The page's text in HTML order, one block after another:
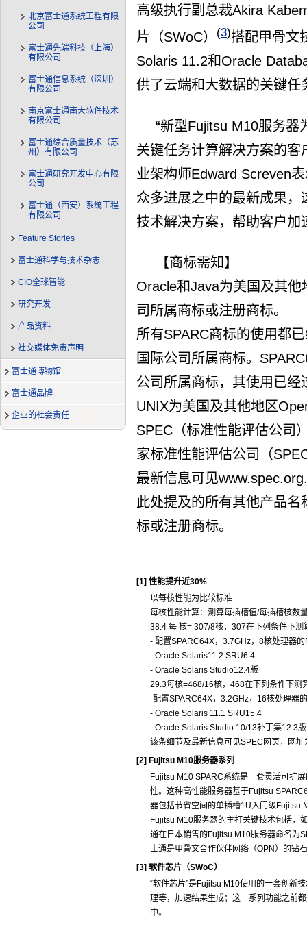
北京富士通系统工程有限
公司
富士通先端科技（上海）
有限公司
富士通信息系统（深圳）
有限公司
南京富士通南大软件技术
有限公司
富士通综合质量技术（苏
州）有限公司
富士通研究开发中心有限
公司
富士通（西安）系统工程
有限公司
Feature Stories
富士通科学与技术杂志
CIO全球智能
研究开发
产品资料
社交媒体免责声明
富士通博物馆
富士通品牌
企业的社会责任
高级执行副总裁Akira
片（SWoC）
(3)搭配甲骨文
Solaris 11.2和Oracle
供了云端和大数据的关键任
“新型Fujitsu M10服务
关键任务计算解决方案的客
业架构师Edward Screven
众多进展之中的最新成果
技术解决方案，帮助客户加
【商标需知】
Oracle和Java为美国及其
司所属商标或注册商标。
所有SPARC商标的使用都
国际公司所属商标。
公司所属商标，其使用已经
UNIX为美国及其他地区
SPEC（标准性能评估公司
家标准性能评估公司（
最新信息可见
此处提及的所有其他产品
标或注册商标。
[1] 性能提升近30%
以每核性能为比较标准
每核性能计算：测算每插槽值/每插槽核数
38.4 每 核= 307/8核，307在下列条件下测
- 配置SPARC64X，3.7GHz，8核处理器
- Oracle Solaris11.2 SRU6.4
- Oracle Solaris Studio12.4版
29.3每核=468/16核，468在下列条件下测
-配置SPARC64X，3.2GHz，16核处理器
- Oracle Solaris 11.1 SRU15.4
- Oracle Solaris Studio 10/13补丁集12.3版
该条细节及最新信息可见SPEC网页，网
[2] Fujitsu M10服务器系列
Fujitsu M10 SPARC系统是一套灵活可扩
性。这种高性能服务器基于Fujitsu
器包括节省空间的单插槽1U入门级Fujitsu
Fujitsu M10服务器的主打关键技术包括，
通在日本销售的Fujitsu M10服务器命名为
士通是甲骨文合作伙伴网络（OPN）的钻
[3] 软件芯片（SWoC）
“软件芯片”是Fujitsu M10使用的一套创新
理等，加速结果生成；这一系列功能之前
中。